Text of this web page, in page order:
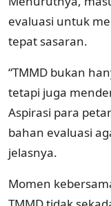
evaluasi untuk
tepat sasaran.
“TMMD bukan
tetapi juga
Aspirasi para
bahan evaluasi
jelasnya.
Momen